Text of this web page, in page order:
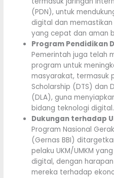
(PDN), untuk
digital dan
yang cepat dan aman
Program Pendidikan
Pemerintah juga telah
program untuk
masyarakat, termasuk
Scholarship (DTS) dan
(DLA), guna
bidang teknologi digital.
Dukungan terhadap
Program Nasional
(Gernas BBI)
pelaku UKM/UMKM
digital, dengan
mereka terhadap